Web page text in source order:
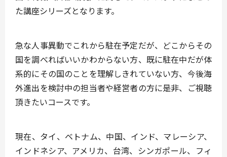
た講座シリーズとなります。
急な人事異動でこれから駐在予定だが、どこからその
国を調べればいいかわからない方、既に駐在中だが体
系的にその国のことを理解しきれていない方、今後海
外進出を検討中の担当者や経営者の方に是非、ご視聴
頂きたいコースです。
現在、 タイ、ベトナム、中国、インド、マレーシア、
インドネシア、アメリカ、台湾、シンガポール、フィ